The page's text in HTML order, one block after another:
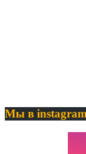
Мы в instagram